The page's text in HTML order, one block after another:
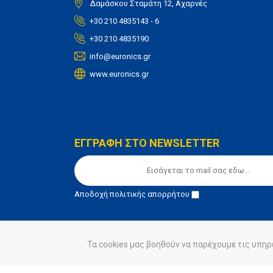
Δαμάσκου Σταμάτη 12, Αχαρνές
+30 210 4835143 - 6
+30 210 4835190
info@euronics.gr
www.euronics.gr
ΕΓΓΡΑΦΗ ΣΤΟ NEWSLETTER
Αποδοχήπολιτικής απορρήτου
© euronics 2020 Όροι Χρήσης Πολιτική
Τα cookies μας βοηθούν να παρέχουμε τις